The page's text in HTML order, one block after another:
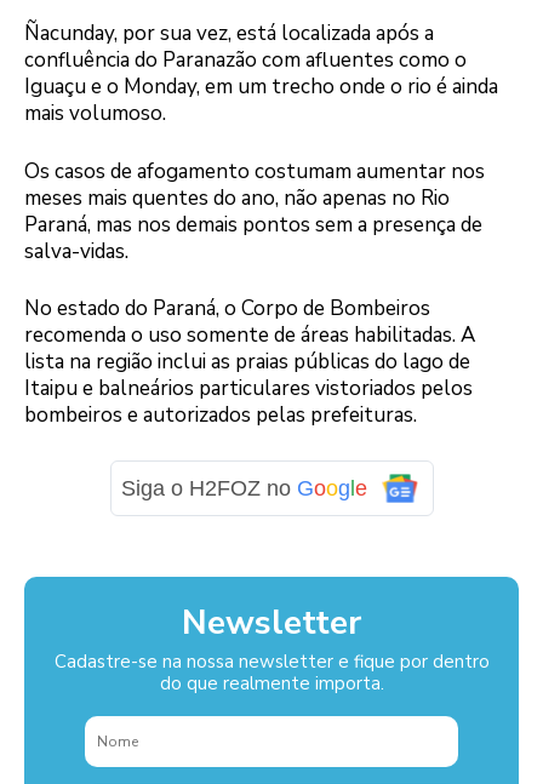
Ñacunday, por sua vez, está localizada após a
confluência do Paranazão com afluentes como o
Iguaçu e o Monday, em um trecho onde o rio é ainda
mais volumoso.
Os casos de afogamento costumam aumentar nos
meses mais quentes do ano, não apenas no Rio
Paraná, mas nos demais pontos sem a presença de
salva-vidas.
No estado do Paraná, o Corpo de Bombeiros
recomenda o uso somente de áreas habilitadas. A
lista na região inclui as praias públicas do lago de
Itaipu e balneários particulares vistoriados pelos
bombeiros e autorizados pelas prefeituras.
Siga o H2FOZ no Google
Newsletter
Cadastre-se na nossa newsletter e fique por dentro
do que realmente importa.